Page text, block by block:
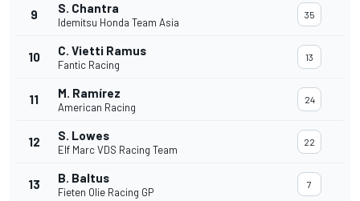
9 S. Chantra
Idemitsu Honda Team Asia
35
10 C. Vietti Ramus
Fantic Racing
13
11 M. Ramírez
American Racing
24
12 S. Lowes
Elf Marc VDS Racing Team
22
13 B. Baltus
Fieten Olie Racing GP
7